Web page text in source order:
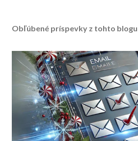
Obľúbené príspevky z tohto blogu